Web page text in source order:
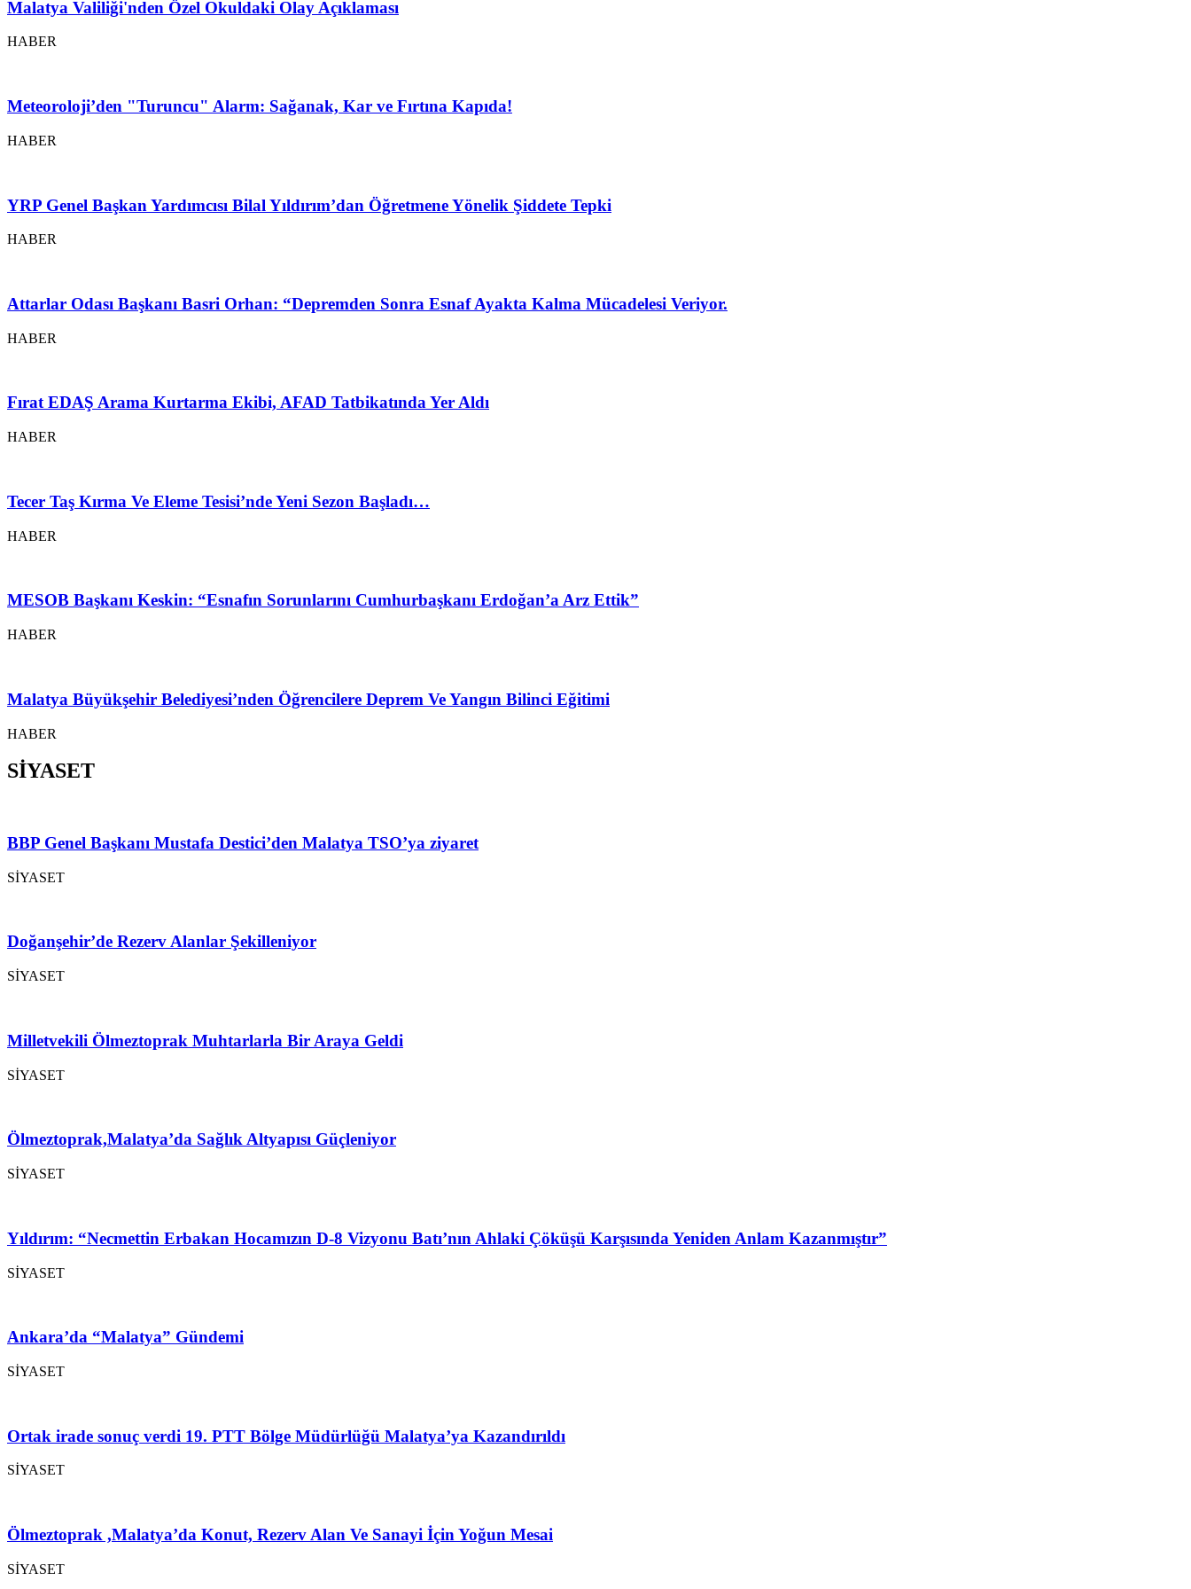
Malatya Valiliği'nden Özel Okuldaki Olay Açıklaması
HABER
Meteoroloji’den "Turuncu" Alarm: Sağanak, Kar ve Fırtına Kapıda!
HABER
YRP Genel Başkan Yardımcısı Bilal Yıldırım’dan Öğretmene Yönelik Şiddete Tepki
HABER
Attarlar Odası Başkanı Basri Orhan: “Depremden Sonra Esnaf Ayakta Kalma Mücadelesi Veriyor.
HABER
Fırat EDAŞ Arama Kurtarma Ekibi, AFAD Tatbikatında Yer Aldı
HABER
Tecer Taş Kırma Ve Eleme Tesisi’nde Yeni Sezon Başladı…
HABER
MESOB Başkanı Keskin: “Esnafın Sorunlarını Cumhurbaşkanı Erdoğan’a Arz Ettik”
HABER
Malatya Büyükşehir Belediyesi’nden Öğrencilere Deprem Ve Yangın Bilinci Eğitimi
HABER
SİYASET
BBP Genel Başkanı Mustafa Destici’den Malatya TSO’ya ziyaret
SİYASET
Doğanşehir’de Rezerv Alanlar Şekilleniyor
SİYASET
Milletvekili Ölmeztoprak Muhtarlarla Bir Araya Geldi
SİYASET
Ölmeztoprak,Malatya’da Sağlık Altyapısı Güçleniyor
SİYASET
Yıldırım: “Necmettin Erbakan Hocamızın D-8 Vizyonu Batı’nın Ahlaki Çöküşü Karşısında Yeniden Anlam Kazanmıştır”
SİYASET
Ankara’da “Malatya” Gündemi
SİYASET
Ortak irade sonuç verdi 19. PTT Bölge Müdürlüğü Malatya’ya Kazandırıldı
SİYASET
Ölmeztoprak ,Malatya’da Konut, Rezerv Alan Ve Sanayi İçin Yoğun Mesai
SİYASET